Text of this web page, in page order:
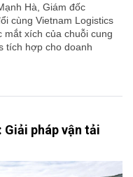
Hà, Giám đốc
cùng Vietnam Logistics
mắt xích của chuỗi cung
tích hợp cho doanh
Giải pháp vận tải